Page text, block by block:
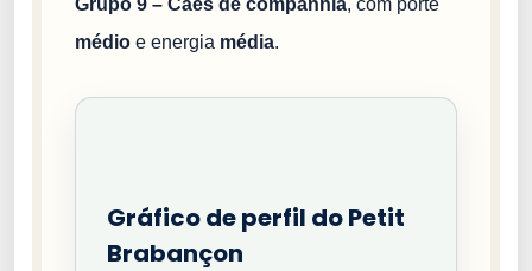
médio e energia média.
Gráfico de perfil do Petit
Brabançon